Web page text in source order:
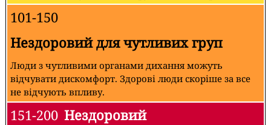
101-150
Нездоровий для чутливих груп
Люди з чутливими органами дихання можуть
відчувати дискомфорт. Здорові люди скоріше за все
не відчують впливу.
151-200 Нездоровий